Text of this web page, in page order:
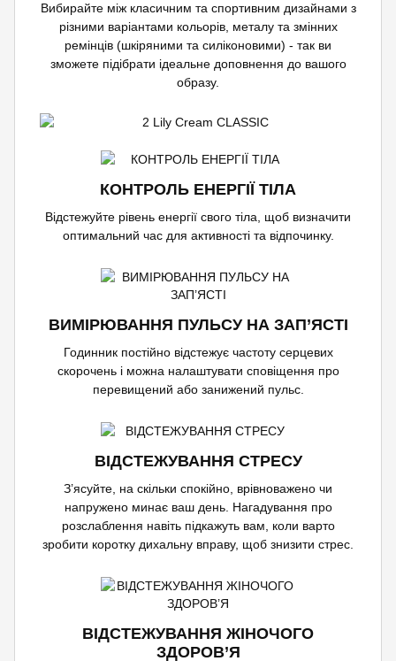
Вибирайте між класичним та спортивним дизайнами з
різними варіантами кольорів, металу та змінних
ремінців (шкіряними та силіконовими) - так ви
зможете підібрати ідеальне доповнення до вашого
образу.
КОНТРОЛЬ ЕНЕРГІЇ ТІЛА
Відстежуйте рівень енергії свого тіла, щоб визначити
оптимальний час для активності та відпочинку.
ВИМІРЮВАННЯ ПУЛЬСУ НА ЗАП’ЯСТІ
Годинник постійно відстежує частоту серцевих
скорочень і можна налаштувати сповіщення про
перевищений або занижений пульс.
ВІДСТЕЖУВАННЯ СТРЕСУ
З’ясуйте, на скільки спокійно, врівноважено чи
напружено минає ваш день. Нагадування про
розслаблення навіть підкажуть вам, коли варто
зробити коротку дихальну вправу, щоб знизити стрес.
ВІДСТЕЖУВАННЯ ЖІНОЧОГО
ЗДОРОВ’Я